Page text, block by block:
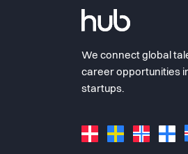
We connect global
career opportunities
startups.